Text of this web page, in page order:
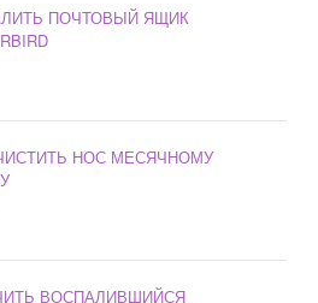
ПОЧТОВЫЙ ЯЩИК
НОС МЕСЯЧНОМУ
ВОСПАЛИВШИЙСЯ